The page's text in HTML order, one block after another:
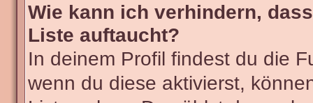
Wie kann ich verhindern,
Liste auftaucht?
In deinem Profil findest du die
wenn du diese aktivierst,